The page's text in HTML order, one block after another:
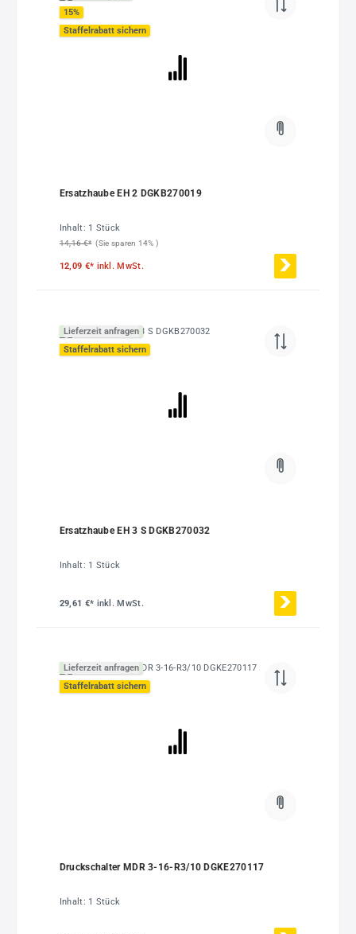
15%
Staffelrabatt sichern
Ersatzhaube EH 2 DGKB270019
Inhalt: 1 Stück
14,16 €* (Sie sparen 14% )
12,09 €* inkl. MwSt.
Lieferzeit anfragen
Staffelrabatt sichern
Ersatzhaube EH 3 S DGKB270032
Inhalt: 1 Stück
29,61 €* inkl. MwSt.
Lieferzeit anfragen
Staffelrabatt sichern
Druckschalter MDR 3-16-R3/10 DGKE270117
Inhalt: 1 Stück